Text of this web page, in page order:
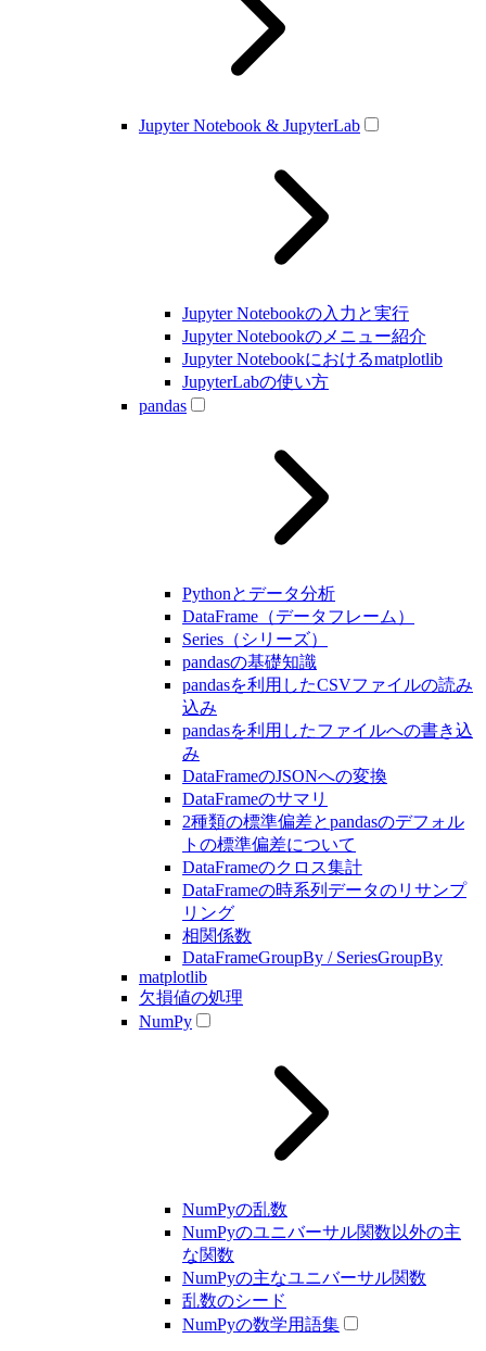
Jupyter Notebook & JupyterLab
Jupyter Notebookの入力と実行
Jupyter Notebookのメニュー紹介
Jupyter Notebookにおけるmatplotlib
JupyterLabの使い方
pandas
Pythonとデータ分析
DataFrame（データフレーム）
Series（シリーズ）
pandasの基礎知識
pandasを利用したCSVファイルの読み
込み
pandasを利用したファイルへの書き込
み
DataFrameのJSONへの変換
DataFrameのサマリ
2種類の標準偏差とpandasのデフォル
トの標準偏差について
DataFrameのクロス集計
DataFrameの時系列データのリサンプ
リング
相関係数
DataFrameGroupBy / SeriesGroupBy
matplotlib
欠損値の処理
NumPy
NumPyの乱数
NumPyのユニバーサル関数以外の主
な関数
NumPyの主なユニバーサル関数
乱数のシード
NumPyの数学用語集